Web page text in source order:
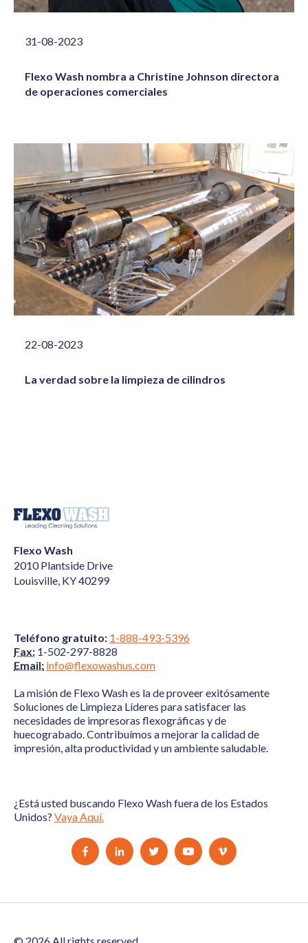
31-08-2023
Flexo Wash nombra a Christine Johnson directora
de operaciones comerciales
22-08-2023
La verdad sobre la limpieza de cilindros
Flexo Wash
2010 Plantside Drive
Louisville, KY 40299
Teléfono gratuito: 1-888-493-5396
Fax: 1-502-297-8828
Email: info@flexowashus.com
La misión de Flexo Wash es la de proveer exitósamente
Soluciones de Limpieza Líderes para satisfacer las
necesidades de impresoras flexográficas y de
huecograbado. Contribuímos a mejorar la calidad de
impresión, alta productividad y un ambiente saludable.
¿Está usted buscando Flexo Wash fuera de los Estados
Unidos? Vaya Aquí.